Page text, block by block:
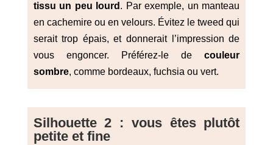
tissu un peu lourd . Par exemple, un manteau
en cachemire ou en velours. Évitez le tweed qui
serait trop épais, et donnerait l’impression de
vous engoncer. Préférez-le decouleur
sombre, comme bordeaux, fuchsia ou vert.
Silhouette 2 : vous êtes plutôt
petite et fine